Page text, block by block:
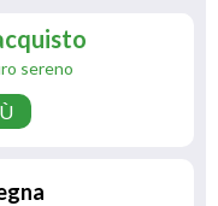
sereno